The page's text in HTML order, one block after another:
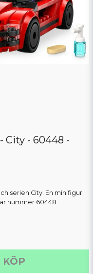
City - 60448 -
serien City. En minifigur
nummer 60448.
KÖP